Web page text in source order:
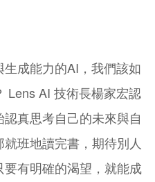
成能力的AI，我們該如
Lens AI 技術長楊家宏認
真思考自己的未來與自
班地讀完書，期待別人
有明確的渴望，就能成